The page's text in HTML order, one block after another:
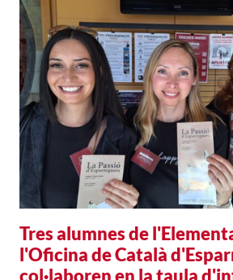
Tres alumnes de
l'Oficina de Català
col·laboren en la taula